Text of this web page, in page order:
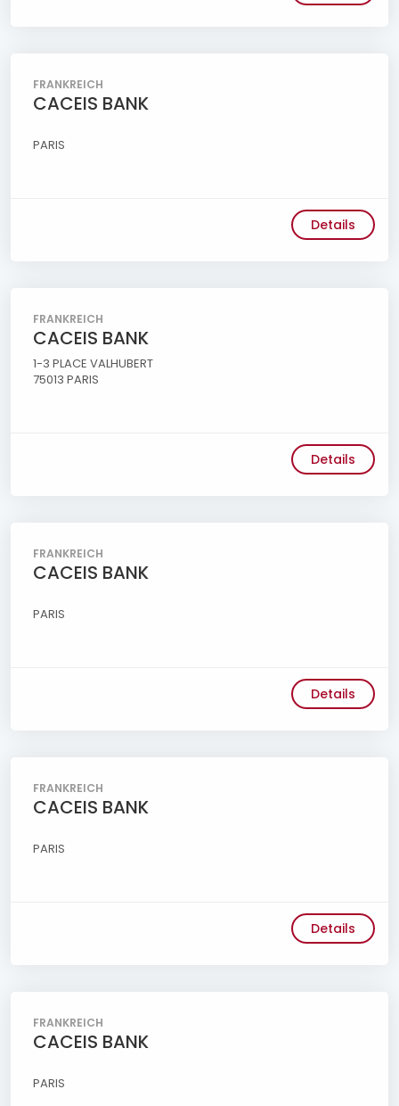
FRANKREICH
CACEIS BANK
PARIS
Details
FRANKREICH
CACEIS BANK
1-3 PLACE VALHUBERT
75013 PARIS
Details
FRANKREICH
CACEIS BANK
PARIS
Details
FRANKREICH
CACEIS BANK
PARIS
Details
FRANKREICH
CACEIS BANK
PARIS